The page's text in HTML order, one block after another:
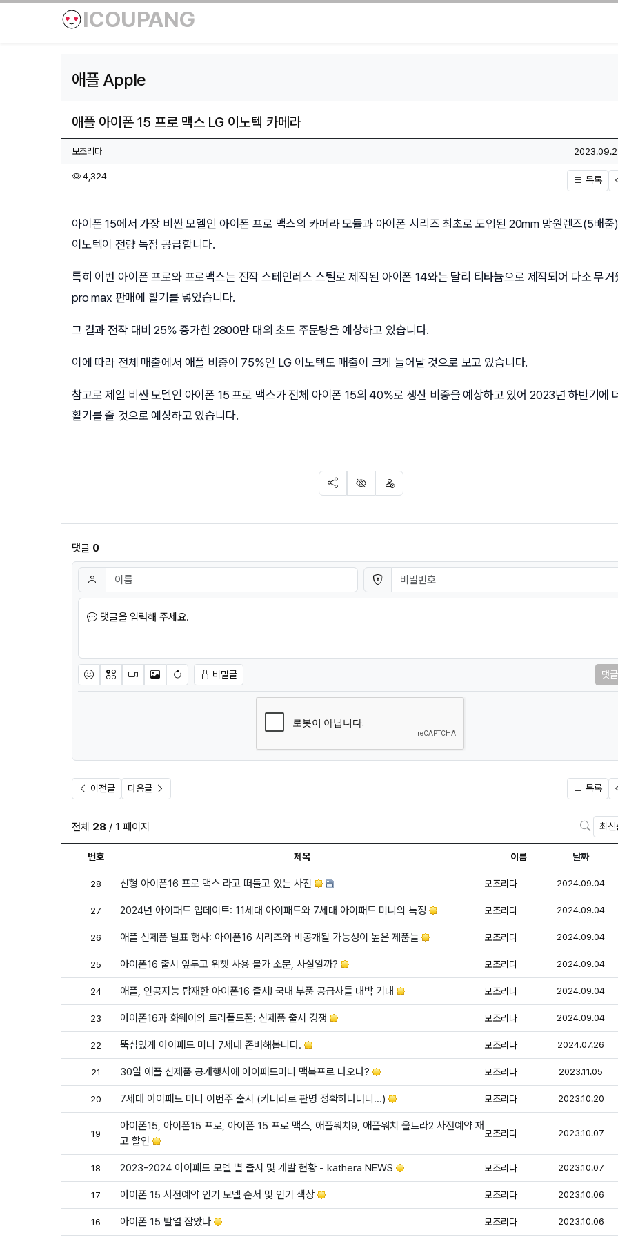
ICOUPANG
애플 Apple
애플 아이폰 15 프로 맥스 LG 이노텍 카메라
페이지 정보
작성자
모조리다 작성일
4,324조회 목록
본문
아이폰 15에서 가장 비싼 모델인 아이폰 프로 맥스의 카메라 모듈과 아이폰 시리즈 최초로 도입된 20mm 망원렌즈(5배
이노텍이 전량 독점 공급합니다.
특히 이번 아이폰 프로와 프로맥스는 전작 스테인레스 스틸로 제작된 아이폰 14와는 달리 티타늄으로 제작되어 다소 무거
pro max 판매에 활기를 넣었습니다.
그 결과 전작 대비 25% 증가한 2800만 대의 초도 주문량을 예상하고 있습니다.
이에 따라 전체 매출에서 애플 비중이 75%인 LG 이노텍도 매출이 크게 늘어날 것으로 보고 있습니다.
참고로 제일 비싼 모델인 아이폰 15 프로 맥스가 전체 아이폰 15의 40%로 생산 비중을 예상하고 있어 2023년 하반기에
활기를 줄 것으로 예상하고 있습니다.
SNS 공유
신고 차단
댓글 0
댓글쓰기
이름 필수 비밀번호 필수
댓글을 입력해 주세요.
이모티콘아이콘동영상이미지새댓글 작성
비밀글 댓글
이전글 다음글 목록
전체 28 / 1 페이지 검색
번호 제목 이름 날짜
28 신형 아이폰16 프로 맥스 라고 떠돌고 있는 사진 모조리다 2024.09.04등
27 2024년 아이패드 업데이트: 11세대 아이패드와 7세대 아이패드 미니의 특징 모조리다 2024.09.04등
26 애플 신제품 발표 행사: 아이폰16 시리즈와 비공개될 가능성이 높은 제품들 모조리다 2024.09.04등
25 아이폰16 출시 앞두고 위챗 사용 불가 소문, 사실일까? 모조리다 2024.09.04등
24 애플, 인공지능 탑재한 아이폰16 출시! 국내 부품 공급사들 대박 기대 모조리다 2024.09.04등
23 아이폰16과 화웨이의 트리폴드폰: 신제품 출시 경쟁 모조리다 2024.09.04등
22 뚝심있게 아이패드 미니 7세대 존버해봅니다. 모조리다 2024.07.26
21 30일 애플 신제품 공개행사에 아이패드미니 맥북프로 나오나? 모조리다 2023.11.05
20 7세대 아이패드 미니 이번주 출시 (카더라로 판명 정확하다더니...) 모조리다 2023.10.20등록
19
아이폰15, 아이폰15 프로, 아이폰 15 프로 맥스, 애플워치9, 애플워치 울트라2 사전예약 재
고 할인
모조리다 2023.10.07등록
18 2023-2024 아이패드 모델 별 출시 및 개발 현황 - kathera NEWS 모조리다 2023.10.07등록
17 아이폰 15 사전예약 인기 모델 순서 및 인기 색상 모조리다 2023.10.06등록
16 아이폰 15 발열 잡았다 모조리다 2023.10.06등록